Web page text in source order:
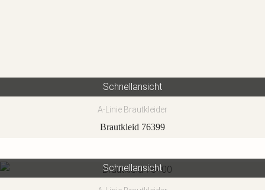
Schnellansicht
A-Linie Brautkleider
Brautkleid 76399
Schnellansicht